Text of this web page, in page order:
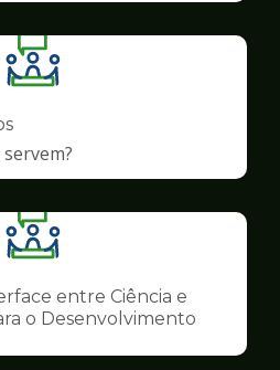
Ilustração
da
Conselhos
Ilustração
da
pagina
de
entre Ciência e
o Desenvolvimento